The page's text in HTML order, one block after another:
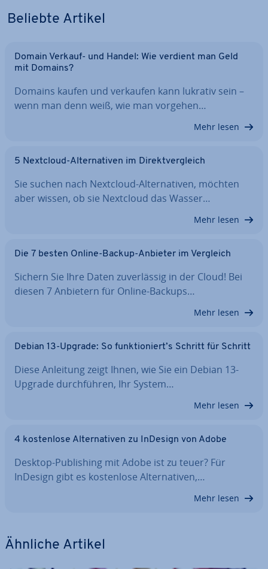
Beliebte Artikel
Domain Verkauf- und Handel: Wie verdient man Geld
mit Domains?
Domains kaufen und verkaufen kann lukrativ sein –
wenn man denn weiß, wie man vorgehen…
Mehr lesen
5 Nextcloud-Al­ter­na­ti­ven im Di­rekt­ver­gleich
Sie suchen nach Nextcloud-Al­ter­na­ti­ven, möchten
aber wissen, ob sie Nextcloud das Wasser…
Mehr lesen
Die 7 besten Online-Backup-Anbieter im Vergleich
Sichern Sie Ihre Daten zu­ver­läs­sig in der Cloud! Bei
diesen 7 Anbietern für Online-Backups…
Mehr lesen
Debian 13-Upgrade: So funk­tio­niert’s Schritt für Schritt
Diese Anleitung zeigt Ihnen, wie Sie ein Debian 13-
Upgrade durch­füh­ren, Ihr System…
Mehr lesen
4 kos­ten­lo­se Al­ter­na­ti­ven zu InDesign von Adobe
Desktop-Pu­bli­shing mit Adobe ist zu teuer? Für
InDesign gibt es kos­ten­lo­se Al­ter­na­ti­ven,…
Mehr lesen
Ähnliche Artikel